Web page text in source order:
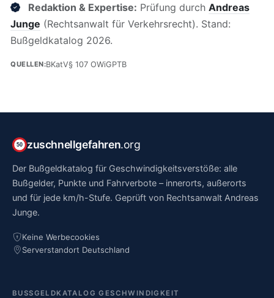
Redaktion & Expertise: Prüfung durch Andreas
Junge (Rechtsanwalt für Verkehrsrecht). Stand:
Bußgeldkatalog 2026.
QUELLEN:BKatV§ 107 OWiGPTB
50 zuschnellgefahren.org
Der Bußgeldkatalog für Geschwindigkeitsverstöße: alle
Bußgelder, Punkte und Fahrverbote – innerorts, außerorts
und für jede km/h-Stufe. Geprüft von Rechtsanwalt Andreas
Junge.
Keine Werbecookies
Serverstandort Deutschland
BUSSGELDKATALOG GESCHWINDIGKEIT